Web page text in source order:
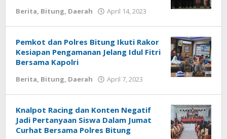
Berita, Bitung, Daerah April 14, 2023
Pemkot dan Polres Bitung Ikuti Rakor
Kesiapan Pengamanan Jelang Idul Fitri
Bersama Kapolri
Berita, Bitung, Daerah April 7, 2023
Knalpot Racing dan Konten Negatif
Jadi Pertanyaan Siswa Dalam Jumat
Curhat Bersama Polres Bitung